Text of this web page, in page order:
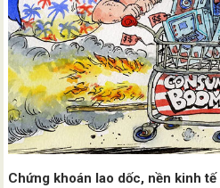
Chứng khoán lao dốc, nền kinh